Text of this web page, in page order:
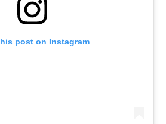
post on Instagram